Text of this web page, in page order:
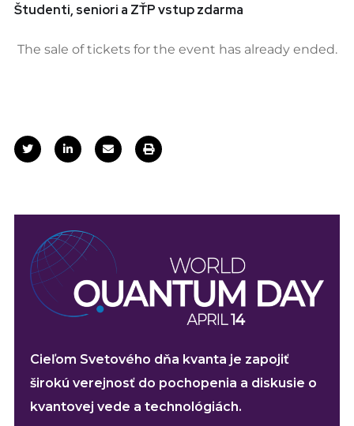
Študenti, seniori a ZŤP vstup zdarma
The sale of tickets for the event has already ended.
Cieľom Svetového dňa kvanta je zapojiť
širokú verejnosť do pochopenia a diskusie o
kvantovej vede a technológiách.